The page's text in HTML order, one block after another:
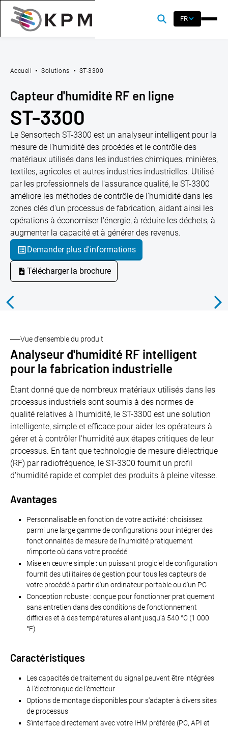
FR
Accueil Solutions ST-3300
Capteur d'humidité RF en ligne
ST-3300
Le Sensortech ST-3300 est un analyseur intelligent pour la
mesure de l'humidité des procédés et le contrôle des
matériaux utilisés dans les industries chimiques, minières,
textiles, agricoles et autres industries industrielles. Utilisé
par les professionnels de l'assurance qualité, le ST-3300
améliore les méthodes de contrôle de l'humidité dans les
zones clés d'un processus de fabrication, aidant ainsi les
opérations à économiser l'énergie, à réduire les déchets, à
augmenter la capacité et à générer des revenus.
Demander plus d'informations
Télécharger la brochure
Vue d'ensemble du produit
Analyseur d'humidité RF intelligent
pour la fabrication industrielle
Étant donné que de nombreux matériaux utilisés dans les
processus industriels sont soumis à des normes de
qualité relatives à l'humidité, le ST-3300 est une solution
intelligente, simple et efficace pour aider les opérateurs à
gérer et à contrôler l'humidité aux étapes critiques de leur
processus. En tant que technologie de mesure diélectrique
(RF) par radiofréquence, le ST-3300 fournit un profil
d'humidité rapide et complet des produits à pleine vitesse.
Avantages
Personnalisable en fonction de votre activité : choisissez
parmi une large gamme de configurations pour intégrer des
fonctionnalités de mesure de l'humidité pratiquement
n'importe où dans votre procédé
Mise en œuvre simple : un puissant progiciel de configuration
fournit des utilitaires de gestion pour tous les capteurs de
votre procédé à partir d'un ordinateur portable ou d'un PC
Conception robuste : conçue pour fonctionner pratiquement
sans entretien dans des conditions de fonctionnement
difficiles et à des températures allant jusqu'à 540 °C (1 000
°F)
Caractéristiques
Les capacités de traitement du signal peuvent être intégrées
à l'électronique de l'émetteur
Options de montage disponibles pour s'adapter à divers sites
de processus
S'interface directement avec votre IHM préférée (PC, API et